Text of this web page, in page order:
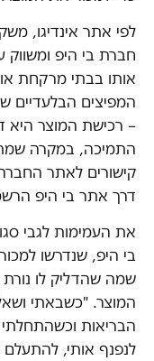
לפי אתר אינדיגו,
חברת בי היפ ומשווק
אותו בבתי מרקחת
המפיצים הבלעדיים
– רכישת המוצר היא
התמיכה, במקרה
קישורים לאתר
דרך אתר בי היפ
את העמימות לגבי
בי היפ, שנדרשו
שמה שהדליק לו
המוצר. "כשבאתי
הבריאות
לנפנף אותי,